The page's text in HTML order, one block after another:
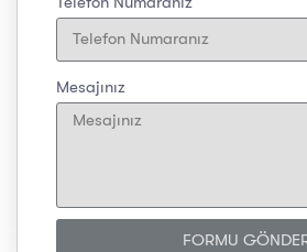
Mesajınız
FORMU